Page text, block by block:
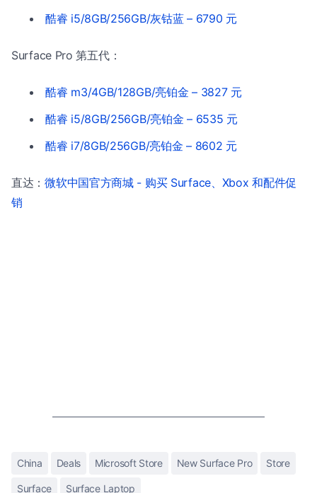
酷睿 i5/8GB/256GB/灰钴蓝 – 6790 元
Surface Pro 第五代：
酷睿 m3/4GB/128GB/亮铂金 – 3827 元
酷睿 i5/8GB/256GB/亮铂金 – 6535 元
酷睿 i7/8GB/256GB/亮铂金 – 8602 元
直达：微软中国官方商城 - 购买 Surface、Xbox 和配件促
销
China Deals Microsoft Store New Surface Pro Store
Surface Surface Laptop